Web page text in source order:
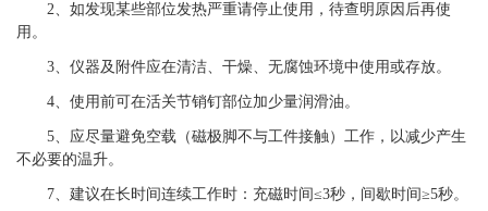
2、 如发现某些部位发热严重请停止使用，待查明原因后再使
用。
3、 仪器及附件应在清洁、干燥、无腐蚀环境中使用或存放。
4、 使用前可在活关节销钉部位加少量润滑油。
5、 应尽量避免空载（磁极脚不与工件接触）工作，以减少产生
不必要的温升。
7、 建议在长时间连续工作时：充磁时间≤3秒，间歇时间≥5秒。